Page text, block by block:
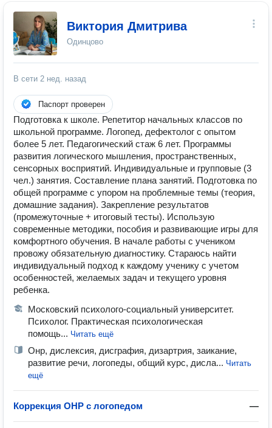
Виктория Дмитрива
Одинцово
В сети 2 нед. назад
Паспорт проверен
Подготовка к школе. Репетитор начальных классов по
школьной программе. Логопед, дефектолог с опытом
более 5 лет. Педагогический стаж 6 лет. Программы
развития логического мышления, пространственных,
сенсорных восприятий. Индивидуальные и групповые (3
чел.) занятия. Составление плана занятий. Подготовка по
общей программе с упором на проблемные темы (теория,
домашние задания). Закрепление результатов
(промежуточные + итоговый тесты). Использую
современные методики, пособия и развивающие игры для
комфортного обучения. В начале работы с учеником
провожу обязательную диагностику. Стараюсь найти
индивидуальный подход к каждому ученику с учетом
особенностей, желаемых задач и текущего уровня
ребенка.
Московский психолого-социальный университет.
Психолог. Практическая психологическая
помощь... Читать ещё
Онр, дислексия, дисграфия, дизартрия, заикание,
развитие речи, логопеды, общий курс, дисла... Читать
ещё
Коррекция ОНР с логопедом —